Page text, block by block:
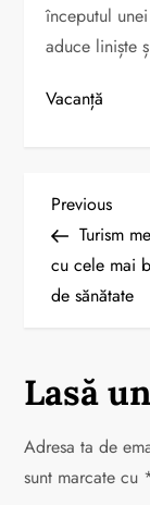
începutul
aduce liniște
Vacanță
N
a
v
g
a
Previous
Post
Previous
Turism
cu cele mai
de sănătate
Lasă
Adresa ta de
sunt marcate cu